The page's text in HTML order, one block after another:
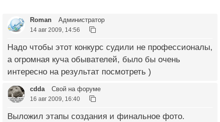
Roman Администратор
14 авг 2009, 14:56
Надо чтобы этот конкурс судили не профессионалы,
а огромная куча обывателей, было бы очень
интересно на результат посмотреть )
cdda Свой на форуме
16 авг 2009, 16:40
Выложил этапы создания и финальное фото.